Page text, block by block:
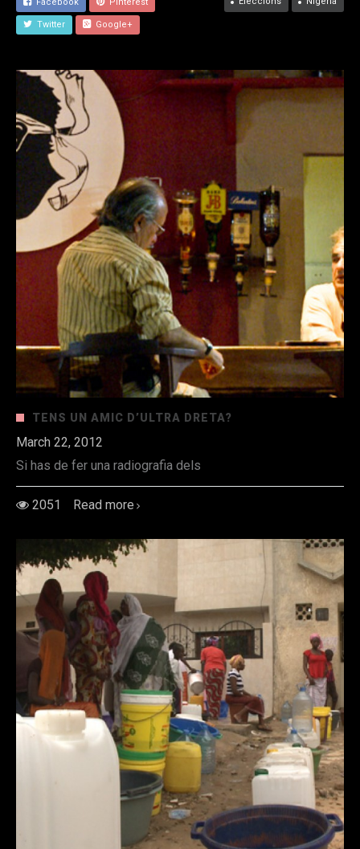
Twitter Google+
TENS UN AMIC D’ULTRA DRETA?
March 22, 2012
Si has de fer una radiografia dels
2051 Read more